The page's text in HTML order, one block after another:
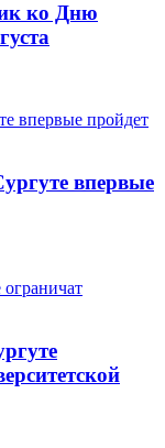
ко Дню
впервые